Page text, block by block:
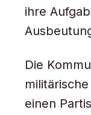
ihre
Die
einen